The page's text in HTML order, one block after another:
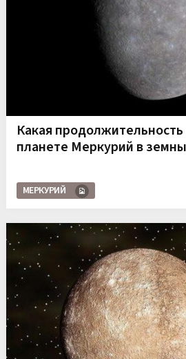
Какая продолжительность
планете Меркурий в
МЕРКУРИЙ